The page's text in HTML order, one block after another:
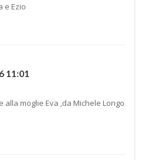
e Ezio
11:01
alla moglie Eva ,da Michele Longo